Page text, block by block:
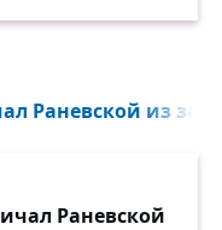
Раневской из
Раневской